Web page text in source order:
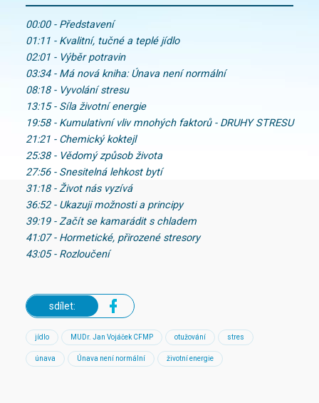
00:00 - Představení
01:11 - Kvalitní, tučné a teplé jídlo
02:01 - Výběr potravin
03:34 - Má nová kniha: Únava není normální
08:18 - Vyvolání stresu
13:15 - Síla životní energie
19:58 - Kumulativní vliv mnohých faktorů - DRUHY STRESU
21:21 - Chemický koktejl
25:38 - Vědomý způsob života
27:56 - Snesitelná lehkost bytí
31:18 - Život nás vyzívá
36:52 - Ukazuji možnosti a principy
39:19 - Začít se kamarádit s chladem
41:07 - Hormetické, přirozené stresory
43:05 - Rozloučení
sdílet:
jídlo MUDr. Jan Vojáček CFMP otužování stres
únava Únava není normální životní energie